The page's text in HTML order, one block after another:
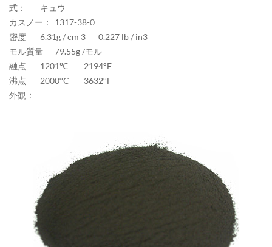
式：
キュウ
カスノー：
1317-38-0
密度
6.31g / cm 3
0.227 lb / in3
モル質量
79.55g /モル
融点
1201℃
2194°F
沸点
2000°C
3632°F
外観：